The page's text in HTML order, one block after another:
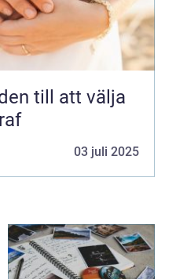
till att välja
03 juli 2025